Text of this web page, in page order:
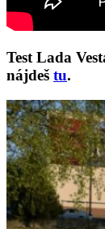
Test Lada
nájdeš tu.